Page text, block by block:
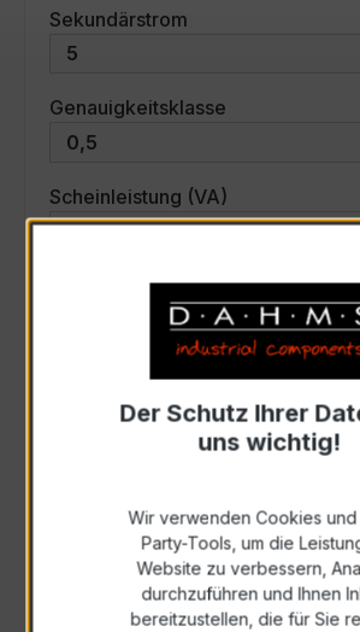
Sekundärstrom
Genauigkeitsklasse
Scheinleistung (VA)
Anfrage schriftlich
Zur Sammelanfrage
Anfrage
Der Schutz Ihrer
uns wichtig!
Wir verwenden Cookies
Party-Tools, um die
Website zu verbessern,
durchzuführen und Ihnen
bereitzustellen, die für Sie